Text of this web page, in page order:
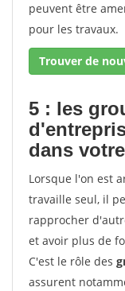
peuvent être
pour les travaux.
Trouver de
5 : les
dans
Lorsque l'on est
travaille seul, il
rapprocher
et avoir plus de
C'est le rôle des
assurent